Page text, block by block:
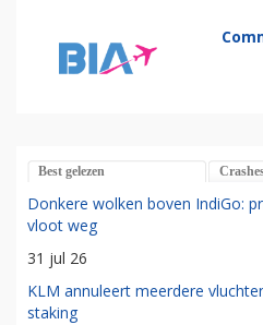
Best gelezen
Donkere wolken boven IndiGo:
vloot weg
31 jul 26
KLM annuleert meerdere
staking